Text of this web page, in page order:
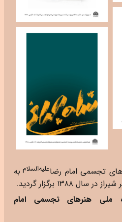
تجسمی امام رضاعلیه‌السلام به
۱۳۸۸ برگزار گردید.
ملی هنرهای تجسمی امام